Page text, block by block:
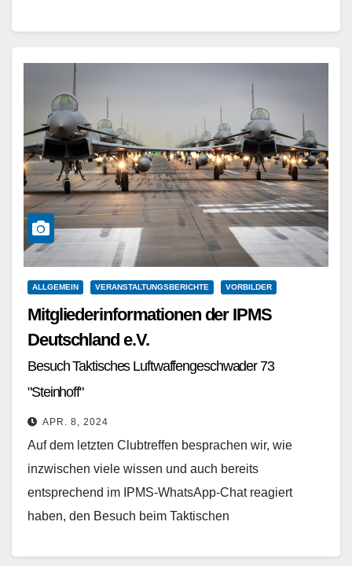
Weiterlesen
ALLGEMEIN VERANSTALTUNGSBERICHTE VORBILDER
Mitgliederinformationen der IPMS
Deutschland e.V.
Besuch Taktisches Luftwaffengeschwader 73
"Steinhoff"
APR. 8, 2024
Auf dem letzten Clubtreffen besprachen wir, wie
inzwischen viele wissen und auch bereits
entsprechend im IPMS-WhatsApp-Chat reagiert
haben, den Besuch beim Taktischen